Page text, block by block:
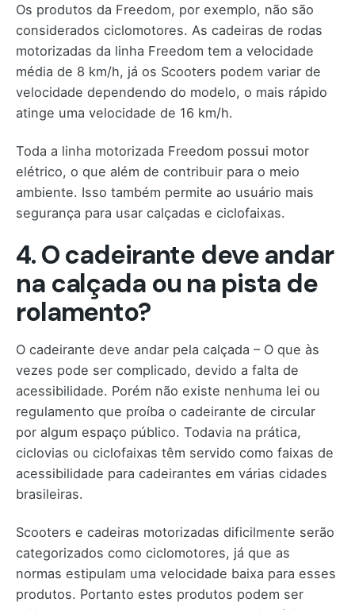
Os produtos da Freedom, por exemplo, não são
considerados ciclomotores. As cadeiras de rodas
motorizadas da linha Freedom tem a velocidade
média de 8 km/h, já os Scooters podem variar de
velocidade dependendo do modelo, o mais rápido
atinge uma velocidade de 16 km/h.
Toda a linha motorizada Freedom possui motor
elétrico, o que além de contribuir para o meio
ambiente. Isso também permite ao usuário mais
segurança para usar calçadas e ciclofaixas.
4. O cadeirante deve andar
na calçada ou na pista de
rolamento?
O cadeirante deve andar pela calçada – O que às
vezes pode ser complicado, devido a falta de
acessibilidade. Porém não existe nenhuma lei ou
regulamento que proíba o cadeirante de circular
por algum espaço público. Todavia na prática,
ciclovias ou ciclofaixas têm servido como faixas de
acessibilidade para cadeirantes em várias cidades
brasileiras.
Scooters e cadeiras motorizadas dificilmente serão
categorizados como ciclomotores, já que as
normas estipulam uma velocidade baixa para esses
produtos. Portanto estes produtos podem ser